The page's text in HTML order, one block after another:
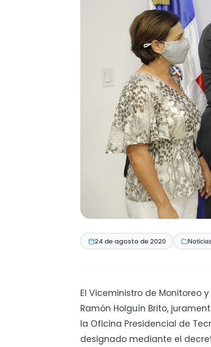
24 de agosto de 2020
El Viceministro de Monitoreo
Ramón Holguín Brito,
la Oficina Presidencial de
designado mediante el